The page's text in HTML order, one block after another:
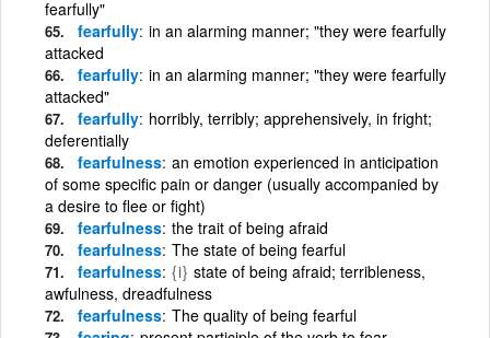
fearfully"
fearfully in an alarming manner; "they were fearfully
attacked
fearfully in an alarming manner; "they were fearfully
attacked"
fearfully horribly, terribly; apprehensively, in fright;
deferentially
fearfulness an emotion experienced in anticipation
of some specific pain or danger (usually accompanied by
a desire to flee or fight)
fearfulness the trait of being afraid
fearfulness The state of being fearful
fearfulness {i} state of being afraid; terribleness,
awfulness, dreadfulness
fearfulness The quality of being fearful